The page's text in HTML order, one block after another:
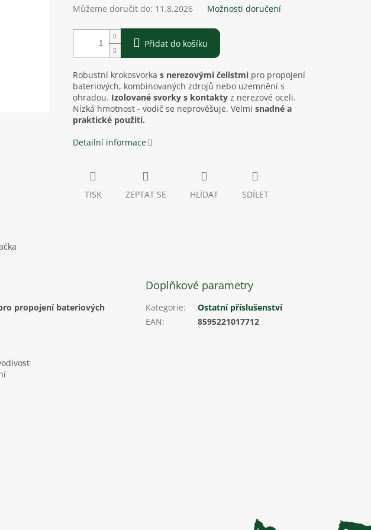
Můžeme doručit do: 11.8.2026 Možnosti doručení
Přidat do košíku
Robustní krokosvorka s nerezovými čelistmipro propojení
bateriových, kombinovaných zdrojů nebo uzemnění s
ohradou. Izolované svorky s kontaktyz nerezové oceli.
Nízká hmotnost - vodič se neprověšuje. Velmi snadné a
praktické použití.
Detailní informace
TISK ZEPTAT SE HLÍDAT SDÍLET
propojení bateriových
Doplňkové parametry
Kategorie:
Ostatní příslušenství
EAN: 8595221017712